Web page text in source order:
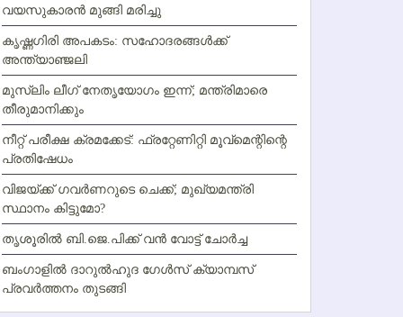
വയസുകാരന്‍ മുങ്ങി മരിച്ചു
കൃഷ്ണഗിരി അപകടം: സഹോദരങ്ങള്‍ക്ക്
അന്ത്യാഞ്ജലി
മുസ്ലിം ലീഗ് നേതൃയോഗം ഇന്ന്; മന്ത്രിമാരെ
തീരുമാനിക്കും
നീറ്റ് പരീക്ഷ ക്രമക്കേട്: ഫ്രറ്റേണിറ്റി മൂവ്‌മെന്റിന്റെ
പ്രതിഷേധം
വിജയ്ക്ക് ഗവര്‍ണറുടെ ചെക്ക്; മുഖ്യമന്ത്രി
സ്ഥാനം കിട്ടുമോ?
തൃശൂരില്‍ ബി.ജെ.പിക്ക് വന്‍ വോട്ട് ചോര്‍ച്ച
ബംഗാളില്‍ ദാറുല്‍ഹുദ ഗേള്‍സ് ക്യാമ്പസ്
പ്രവര്‍ത്തനം തുടങ്ങി